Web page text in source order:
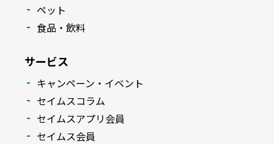
ペット
食品・飲料
サービス
キャンペーン・イベント
セイムスコラム
セイムスアプリ会員
セイムス会員